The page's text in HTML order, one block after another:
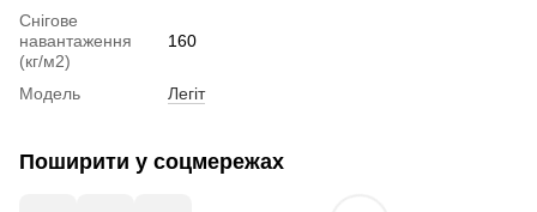
Снігове
навантаження
(кг/м2)
160
Модель Легіт
Поширити у соцмережах